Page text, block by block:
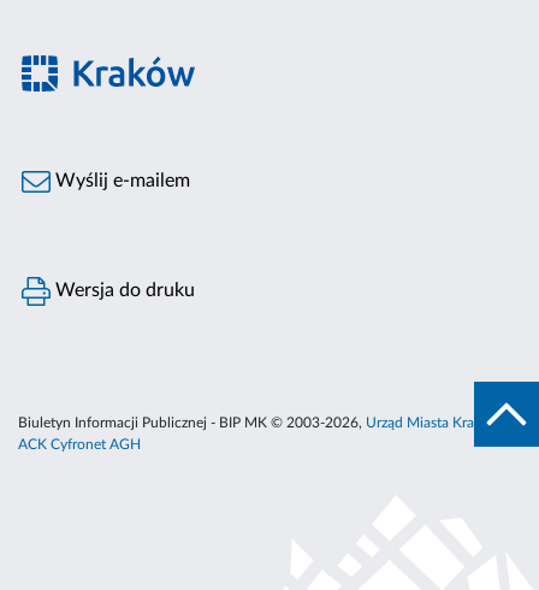
Wyślij e-mailem
Wersja do druku
Biuletyn Informacji Publicznej - BIP MK © 2003-2026, Urząd Miasta Krakowa
ACK Cyfronet AGH